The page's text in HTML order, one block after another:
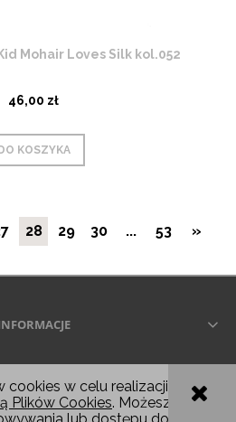
cookies w celu realizacji
Plików Cookies. Możesz
Mohair Loves Silk kol.052
46,00 zł
DO KOSZYKA
28 29 30 ... 53 »
WERSJĘ STRONY